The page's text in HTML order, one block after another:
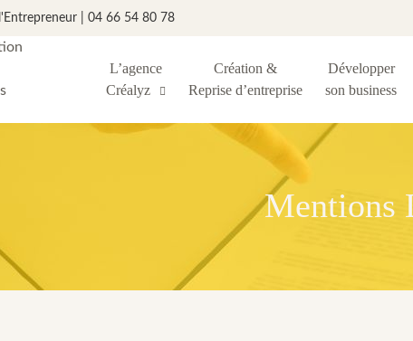
| 04 66 54 80 78
L’agence
Créalyz
Création &
Reprise d’entreprise
Développer
son business
Mentions